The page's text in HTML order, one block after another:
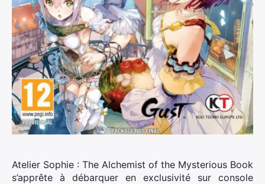
Atelier Sophie : The Alchemist of the Mysterious Book
s’apprête à débarquer en exclusivité sur console